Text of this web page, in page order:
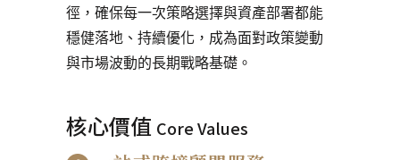
徑，確保每一次策略選擇與資產部署都能
穩健落地、持續優化，成為面對政策變動
與市場波動的長期戰略基礎。
核心價值 Core Values